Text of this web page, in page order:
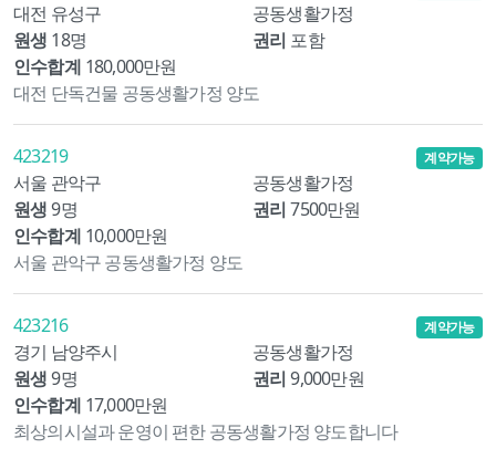
대전 유성구
공동생활가정
원생 18명 권리 포함
인수합계 180,000만원
대전 단독건물 공동생활가정 양도
423219
서울 관악구
공동생활가정
원생 9명 권리 7500만원
인수합계 10,000만원
계약가능
서울 관악구 공동생활가정 양도
423216
경기 남양주시
공동생활가정
원생 9명 권리 9,000만원
인수합계 17,000만원
계약가능
최상의시설과 운영이 편한 공동생활가정 양도합니다